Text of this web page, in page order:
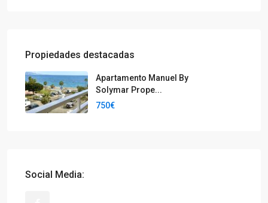
Propiedades destacadas
Apartamento Manuel By
Solymar Prope...
750€
Social Media: